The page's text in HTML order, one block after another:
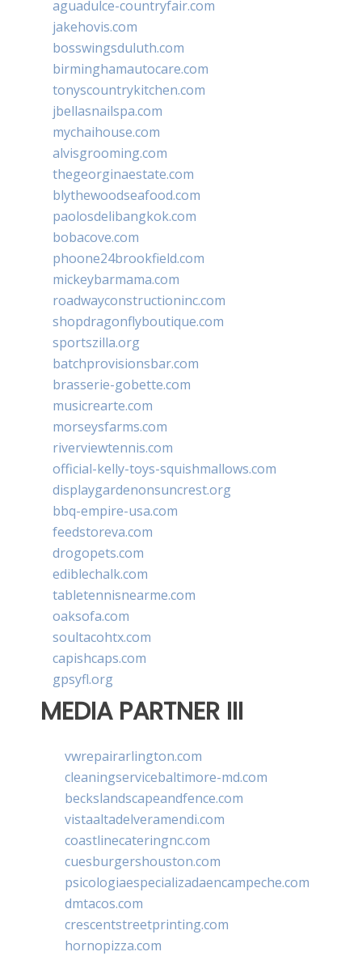
aguadulce-countryfair.com
jakehovis.com
bosswingsduluth.com
birminghamautocare.com
tonyscountrykitchen.com
jbellasnailspa.com
mychaihouse.com
alvisgrooming.com
thegeorginaestate.com
blythewoodseafood.com
paolosdelibangkok.com
bobacove.com
phoone24brookfield.com
mickeybarmama.com
roadwayconstructioninc.com
shopdragonflyboutique.com
sportszilla.org
batchprovisionsbar.com
brasserie-gobette.com
musicrearte.com
morseysfarms.com
riverviewtennis.com
official-kelly-toys-squishmallows.com
displaygardenonsuncrest.org
bbq-empire-usa.com
feedstoreva.com
drogopets.com
ediblechalk.com
tabletennisnearme.com
oaksofa.com
soultacohtx.com
capishcaps.com
gpsyfl.org
MEDIA PARTNER III
vwrepairarlington.com
cleaningservicebaltimore-md.com
beckslandscapeandfence.com
vistaaltadelveramendi.com
coastlinecateringnc.com
cuesburgershouston.com
psicologiaespecializadaencampeche.com
dmtacos.com
crescentstreetprinting.com
hornopizza.com